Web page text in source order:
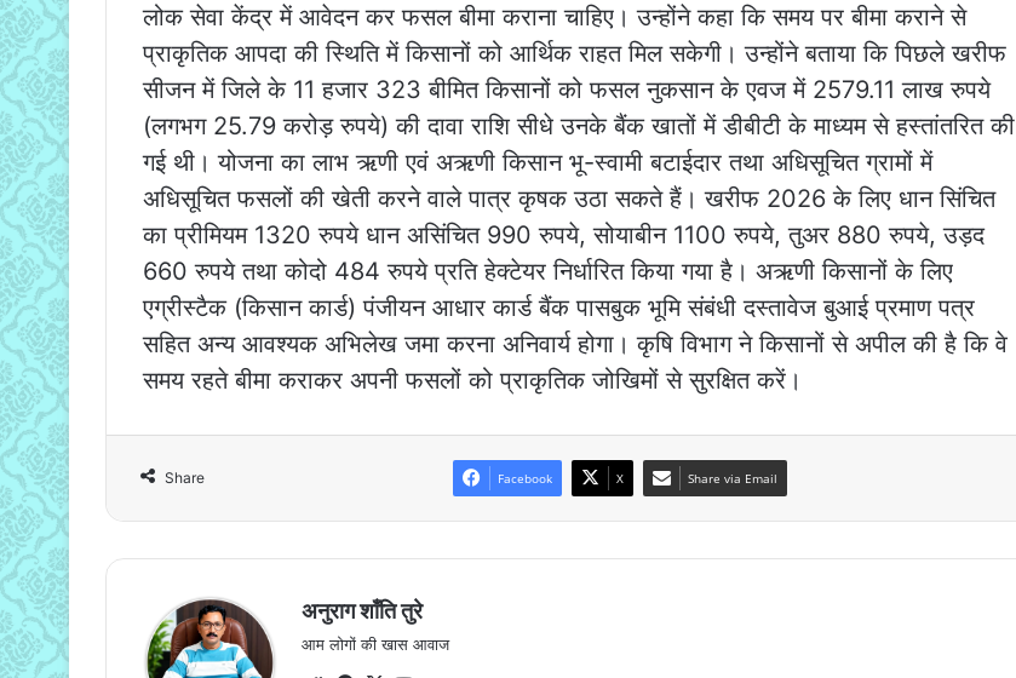
लोक सेवा केंद्र में आवेदन कर फसल बीमा कराना चाहिए। उन्होंने कहा कि समय पर बीमा कराने से
प्राकृतिक आपदा की स्थिति में किसानों को आर्थिक राहत मिल सकेगी। उन्होंने बताया कि पिछले खरीफ
सीजन में जिले के 11 हजार 323 बीमित किसानों को फसल नुकसान के एवज में 2579.11 लाख रुपये
(लगभग 25.79 करोड़ रुपये) की दावा राशि सीधे उनके बैंक खातों में डीबीटी के माध्यम से हस्तांतरित की
गई थी। योजना का लाभ ऋणी एवं अऋणी किसान भू-स्वामी बटाईदार तथा अधिसूचित ग्रामों में
अधिसूचित फसलों की खेती करने वाले पात्र कृषक उठा सकते हैं। खरीफ 2026 के लिए धान सिंचित
का प्रीमियम 1320 रुपये धान असिंचित 990 रुपये, सोयाबीन 1100 रुपये, तुअर 880 रुपये, उड़द
660 रुपये तथा कोदो 484 रुपये प्रति हेक्टेयर निर्धारित किया गया है। अऋणी किसानों के लिए
एग्रीस्टैक (किसान कार्ड) पंजीयन आधार कार्ड बैंक पासबुक भूमि संबंधी दस्तावेज बुआई प्रमाण पत्र
सहित अन्य आवश्यक अभिलेख जमा करना अनिवार्य होगा। कृषि विभाग ने किसानों से अपील की है कि वे
समय रहते बीमा कराकर अपनी फसलों को प्राकृतिक जोखिमों से सुरक्षित करें।
Share Facebook X Share via Email
अनुराग शाँति तुरे
आम लोगों की खास आवाज